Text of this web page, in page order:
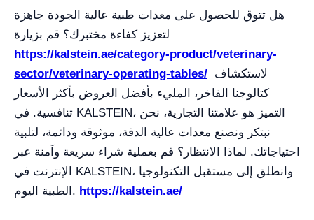
هل تتوق للحصول على معدات طبية عالية الجودة جاهزة
لتعزيز كفاءة مختبرك؟ قم بزيارة
https://kalstein.ae/category-product/veterinary-
sector/veterinary-operating-tables/
كتالوجنا الفاخر، المليء بأفضل العروض بأكثر الأسعار
تنافسية. في KALSTEIN، التميز هو علامتنا التجارية، نحن
نبتكر ونصنع معدات عالية الدقة، موثوقة ودائمة، لتلبية
احتياجاتك. لماذا الانتظار؟ قم بعملية شراء سريعة وآمنة عبر
الإنترنت في KALSTEIN، وانطلق إلى مستقبل التكنولوجيا
الطبية اليوم. https://kalstein.ae/